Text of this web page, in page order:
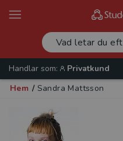
Handlar som:
Privatkund
Hem / Sandra Mattsson